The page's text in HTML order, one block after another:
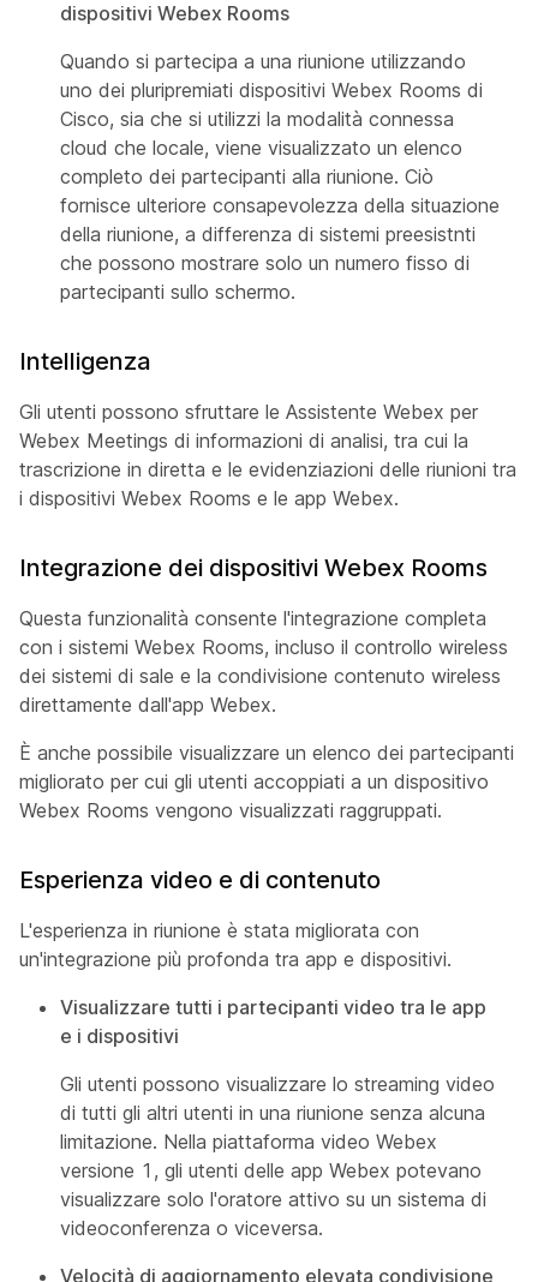
dispositivi Webex Rooms
Quando si partecipa a una riunione utilizzando
uno dei pluripremiati dispositivi Webex Rooms di
Cisco, sia che si utilizzi la modalità connessa
cloud che locale, viene visualizzato un elenco
completo dei partecipanti alla riunione. Ciò
fornisce ulteriore consapevolezza della situazione
della riunione, a differenza di sistemi preesistnti
che possono mostrare solo un numero fisso di
partecipanti sullo schermo.
Intelligenza
Gli utenti possono sfruttare le Assistente Webex per
Webex Meetings di informazioni di analisi, tra cui la
trascrizione in diretta e le evidenziazioni delle riunioni tra
i dispositivi Webex Rooms e le app Webex.
Integrazione dei dispositivi Webex Rooms
Questa funzionalità consente l'integrazione completa
con i sistemi Webex Rooms, incluso il controllo wireless
dei sistemi di sale e la condivisione contenuto wireless
direttamente dall'app Webex.
È anche possibile visualizzare un elenco dei partecipanti
migliorato per cui gli utenti accoppiati a un dispositivo
Webex Rooms vengono visualizzati raggruppati.
Esperienza video e di contenuto
L'esperienza in riunione è stata migliorata con
un'integrazione più profonda tra app e dispositivi.
Visualizzare tutti i partecipanti video tra le app
e i dispositivi
Gli utenti possono visualizzare lo streaming video
di tutti gli altri utenti in una riunione senza alcuna
limitazione. Nella piattaforma video Webex
versione 1, gli utenti delle app Webex potevano
visualizzare solo l'oratore attivo su un sistema di
videoconferenza o viceversa.
Velocità di aggiornamento elevata condivisione